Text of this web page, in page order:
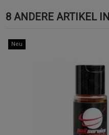
8 ANDERE ARTIKEL
Neu